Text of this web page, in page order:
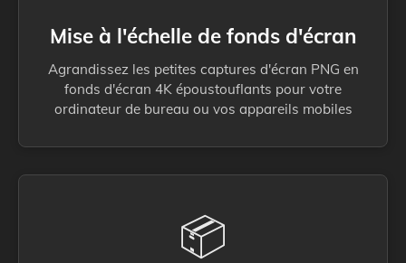
Mise à l'échelle de fonds d'écran
Agrandissez les petites captures d'écran PNG en
fonds d'écran 4K époustouflants pour votre
ordinateur de bureau ou vos appareils mobiles
📦